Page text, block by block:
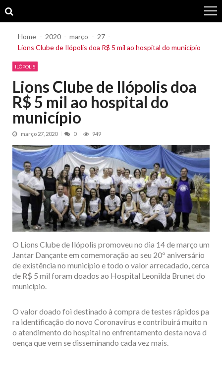
to
to
Home 2020 março
27
Lions Clube de Ilópolis doa R$ 5 mil ao hospital do município
ILÓPOLIS
Lions Clube de Ilópolis doa
R$ 5 mil ao hospital do
município
março 27, 2020 0 949
O Lions Clube de Ilópolis promoveu no dia 14 de março um
Jantar Dançante em comemoração ao seu 20º aniversário
de existência no município e todo o valor arrecadado, cerca
de R$ 5 mil foram doados ao Hospital Leonilda Brunet do
município.
O valor doado foi destinado à compra de testes rápidos pa
ra identificação do novo Coronavírus e contribuirá muito n
o atendimento do hospital no enfrentamento desta nova d
oença que vem se disseminando cada vez mais.